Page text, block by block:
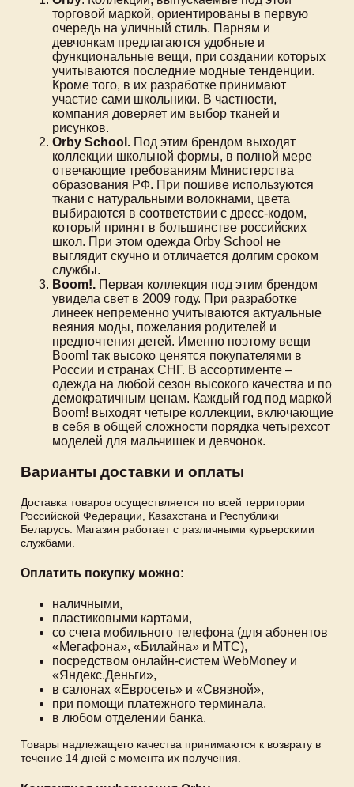
торговой маркой, ориентированы в первую
очередь на уличный стиль. Парням и
девчонкам предлагаются удобные и
функциональные вещи, при создании которых
учитываются последние модные тенденции.
Кроме того, в их разработке принимают
участие сами школьники. В частности,
компания доверяет им выбор тканей и
рисунков.
Orby School. Под этим брендом выходят
коллекции школьной формы, в полной мере
отвечающие требованиям Министерства
образования РФ. При пошиве используются
ткани с натуральными волокнами, цвета
выбираются в соответствии с дресс-кодом,
который принят в большинстве российских
школ. При этом одежда Orby School не
выглядит скучно и отличается долгим сроком
службы.
Boom!. Первая коллекция под этим брендом
увидела свет в 2009 году. При разработке
линеек непременно учитываются актуальные
веяния моды, пожелания родителей и
предпочтения детей. Именно поэтому вещи
Boom! так высоко ценятся покупателями в
России и странах СНГ. В ассортименте –
одежда на любой сезон высокого качества и по
демократичным ценам. Каждый год под маркой
Boom! выходят четыре коллекции, включающие
в себя в общей сложности порядка четырехсот
моделей для мальчишек и девчонок.
Варианты доставки и оплаты
Доставка товаров осуществляется по всей территории
Российской Федерации, Казахстана и Республики
Беларусь. Магазин работает с различными курьерскими
службами.
Оплатить покупку можно:
наличными,
пластиковыми картами,
со счета мобильного телефона (для абонентов
«Мегафона», «Билайна» и МТС),
посредством онлайн-систем WebMoney и
«Яндекс.Деньги»,
в салонах «Евросеть» и «Связной»,
при помощи платежного терминала,
в любом отделении банка.
Товары надлежащего качества принимаются к возврату в
течение 14 дней с момента их получения.